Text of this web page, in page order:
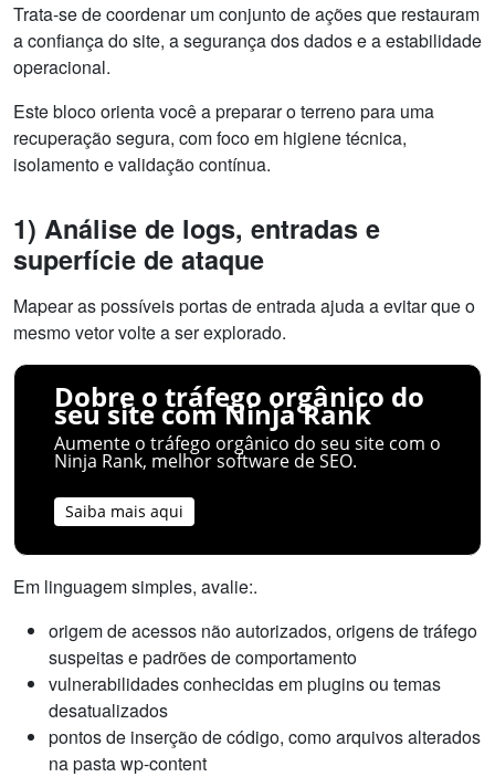
Trata-se de coordenar um conjunto de ações que restauram
a confiança do site, a segurança dos dados e a estabilidade
operacional.
Este bloco orienta você a preparar o terreno para uma
recuperação segura, com foco em higiene técnica,
isolamento e validação contínua.
1) Análise de logs, entradas e
superfície de ataque
Mapear as possíveis portas de entrada ajuda a evitar que o
mesmo vetor volte a ser explorado.
Dobre o tráfego orgânico do
seu site com Ninja Rank
Aumente o tráfego orgânico do seu site com o
Ninja Rank, melhor software de SEO.
Saiba mais aqui
Em linguagem simples, avalie:.
origem de acessos não autorizados, origens de tráfego
suspeitas e padrões de comportamento
vulnerabilidades conhecidas em plugins ou temas
desatualizados
pontos de inserção de código, como arquivos alterados
na pasta wp-content